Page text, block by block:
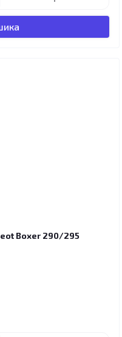
Boxer 290/295